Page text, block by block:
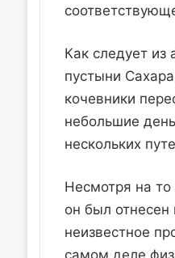
Как следует из
пустыни
кочевники
небольшие
нескольких
Несмотря на
он был отнесен
неизвестное